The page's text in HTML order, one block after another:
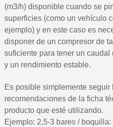
(m3/h) disponible cuando se
superficies (como un vehículo
ejemplo) y en este caso es
disponer de un compresor de
suficiente para tener un caudal
y un rendimiento estable.
Es posible simplemente seguir
recomendaciones de la ficha
producto que esté utilizando.
Ejemplo: 2,5-3 bares / boquilla: